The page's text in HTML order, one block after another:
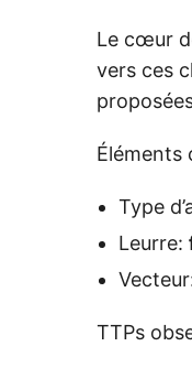
Le cœur
vers ces
Éléments
Type
Leurre:
TTPs